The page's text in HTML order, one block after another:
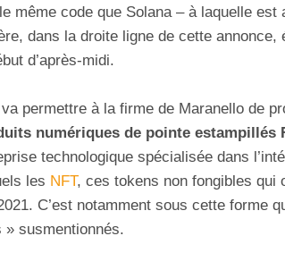
même code que Solana – à laquelle est
dans la droite ligne de cette
d’après-midi.
permettre à la firme de Maranello de
numériques de pointe estampillés
technologique spécialisée dans
les NFT, ces tokens non fongibles qui
C’est notamment sous cette forme
» susmentionnés.